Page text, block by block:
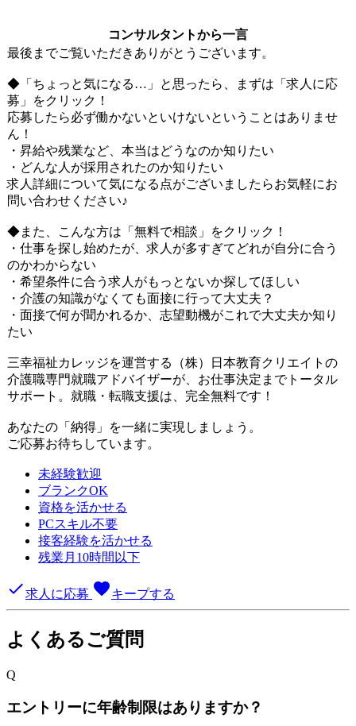
コンサルタントから一言
最後までご覧いただきありがとうございます。
◆「ちょっと気になる…」と思ったら、まずは「求人に応
募」をクリック！
応募したら必ず働かないといけないということはありませ
ん！
・昇給や残業など、本当はどうなのか知りたい
・どんな人が採用されたのか知りたい
求人詳細について気になる点がございましたらお気軽にお
問い合わせください♪
◆また、こんな方は「無料で相談」をクリック！
・仕事を探し始めたが、求人が多すぎてどれが自分に合う
のかわからない
・希望条件に合う求人がもっとないか探してほしい
・介護の知識がなくても面接に行って大丈夫？
・面接で何が聞かれるか、志望動機がこれで大丈夫か知り
たい
三幸福祉カレッジを運営する（株）日本教育クリエイトの
介護職専門就職アドバイザーが、お仕事決定までトータル
サポート。就職・転職支援は、完全無料です！
あなたの「納得」を一緒に実現しましょう。
ご応募お待ちしています。
未経験歓迎
ブランクOK
資格を活かせる
PCスキル不要
接客経験を活かせる
残業月10時間以下
done求人に応募 favoriteキープする
よくあるご質問
Q
エントリーに年齢制限はありますか？